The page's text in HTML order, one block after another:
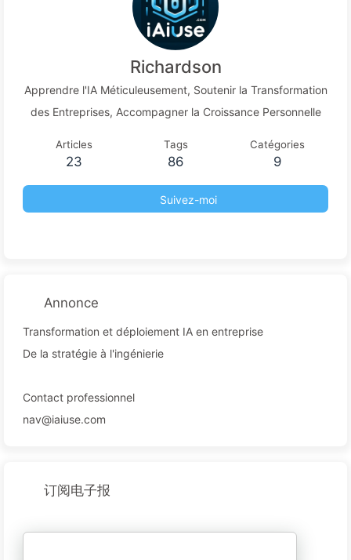
Richardson
Apprendre l'IA Méticuleusement, Soutenir la Transformation
des Entreprises, Accompagner la Croissance Personnelle
Articles
23
Tags
86
Catégories
9
Suivez-moi
Annonce
Transformation et déploiement IA en entreprise
De la stratégie à l'ingénierie
Contact professionnel
nav@iaiuse.com
订阅电子报